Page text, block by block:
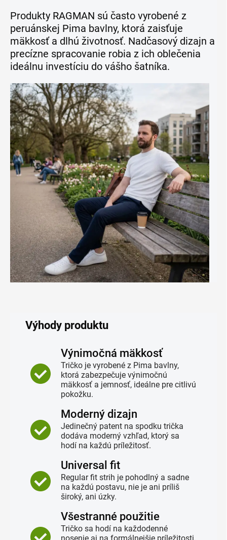
Produkty RAGMAN sú často vyrobené z
peruánskej Pima bavlny, ktorá zaisťuje
mäkkosť a dlhú životnosť. Nadčasový dizajn a
precízne spracovanie robia z ich oblečenia
ideálnu investíciu do vášho šatníka.
Výhody produktu
Výnimočná mäkkosť
Tričko je vyrobené z Pima bavlny,
ktorá zabezpečuje výnimočnú
mäkkosť a jemnosť, ideálne pre citlivú
pokožku.
Moderný dizajn
Jedinečný patent na spodku trička
dodáva moderný vzhľad, ktorý sa
hodí na každú príležitosť.
Universal fit
Regular fit strih je pohodlný a sadne
na každú postavu, nie je ani príliš
široký, ani úzky.
Všestranné použitie
Tričko sa hodí na každodenné